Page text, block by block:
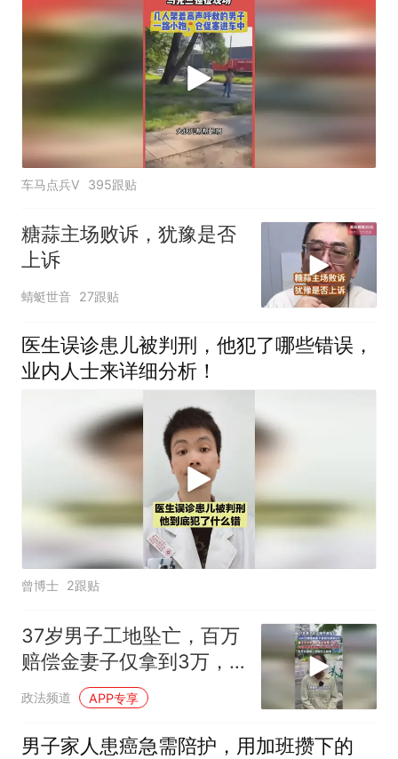
车马点兵V 395跟贴
糖蒜主场败诉，犹豫是否
上诉
蜻蜓世音 27跟贴
医生误诊患儿被判刑，他犯了哪些错误，
业内人士来详细分析！
曾博士 2跟贴
37岁男子工地坠亡，百万
赔偿金妻子仅拿到3万，
法院介入核查
政法频道 APP专享
男子家人患癌急需陪护，用加班攒下的